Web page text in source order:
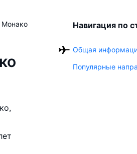
Монако Навигация по
Общая
Популярные